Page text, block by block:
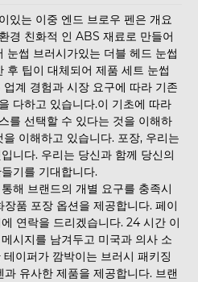
있는 이중 엔드 브로우 펜은 개요
경 친화적 인 ABS 재료로 만들어
눈썹 브러시가있는 더블 헤드 눈썹
후 팁이 대체되어 제품 세트 눈썹
계 경험과 시장 요구에 따라 기존
다하고 있습니다.이 기초에 따라
를 선택할 수 있다는 것을 이해하
이해하고 있습니다. 포장, 우리는
니다. 우리는 당신과 함께 당신의
기를 기대합니다.
해 브랜드의 개별 요구를 충족시
품 포장 옵션을 제공합니다. 페이
연락을 드리겠습니다. 24 시간 이
시지를 남겨두고 미국과 의사 소
이퍼가 깜박이는 브러시 패키징
유사한 제품을 제공합니다. 브랜